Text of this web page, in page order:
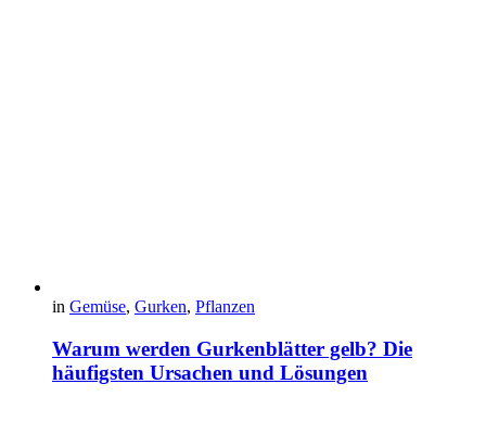
in Gemüse, Gurken, Pflanzen
Warum werden Gurkenblätter gelb? Die
häufigsten Ursachen und Lösungen